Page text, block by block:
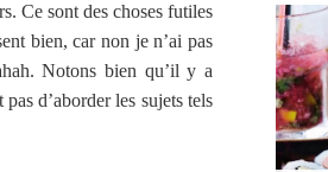
Ce sont des choses futiles
bien, car non je n’ai pas
Notons bien qu’il y a
d’aborder les sujets tels